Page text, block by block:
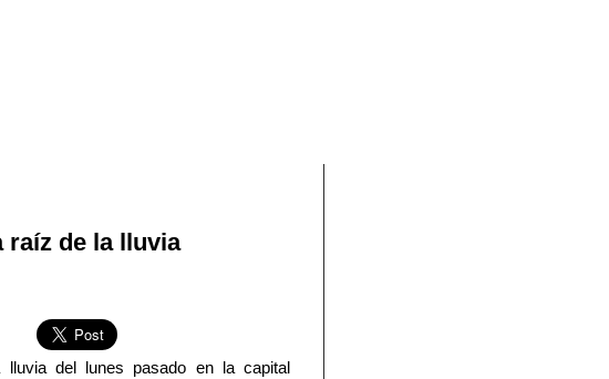
raíz de la lluvia
lluvia del lunes pasado en la capital